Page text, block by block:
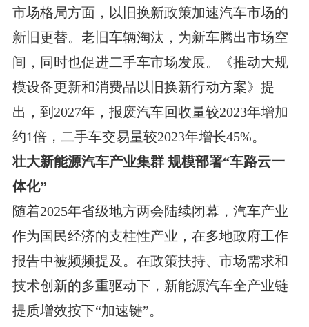
市场格局方面，以旧换新政策加速汽车市场的
新旧更替。老旧车辆淘汰，为新车腾出市场空
间，同时也促进二手车市场发展。《推动大规
模设备更新和消费品以旧换新行动方案》提
出，到2027年，报废汽车回收量较2023年增加
约1倍，二手车交易量较2023年增长45%。
壮大新能源汽车产业集群 规模部署“车路云一
体化”
随着2025年省级地方两会陆续闭幕，汽车产业
作为国民经济的支柱性产业，在多地政府工作
报告中被频频提及。在政策扶持、市场需求和
技术创新的多重驱动下，新能源汽车全产业链
提质增效按下“加速键”。